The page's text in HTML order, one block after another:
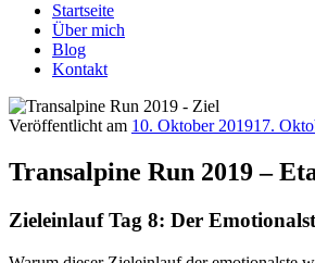
Startseite
Über mich
Blog
Kontakt
Veröffentlicht am 10. Oktober 201917.
Transalpine Run 2019 –
Zieleinlauf Tag 8: Der